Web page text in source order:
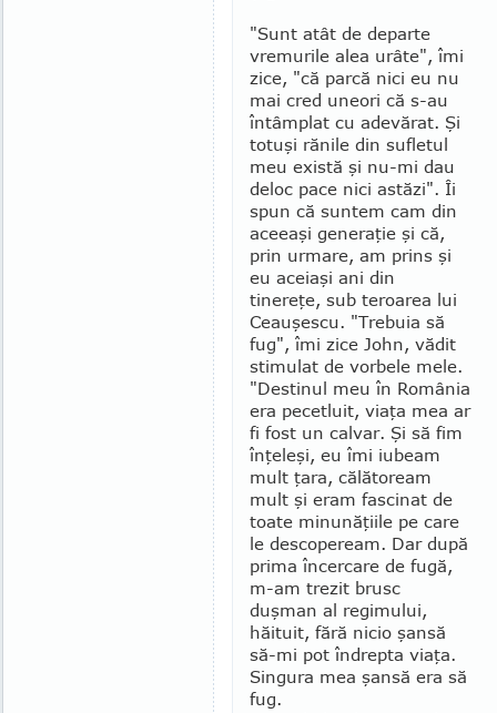
"Sunt atât de departe
vremurile alea urâte", îmi
zice, "că parcă nici eu nu
mai cred uneori că s-au
întâmplat cu adevărat. Şi
totuşi rănile din sufletul
meu există şi nu-mi dau
deloc pace nici astăzi". Îi
spun că suntem cam din
aceeaşi gene­raţie şi că,
prin urmare, am prins şi
eu aceiaşi ani din
tinereţe, sub teroarea lui
Ceauşescu. "Trebuia să
fug", îmi zice John, vădit
stimulat de vorbele mele.
"Destinul meu în România
era pecetluit, via­ţa mea ar
fi fost un calvar. Şi să fim
înţeleşi, eu îmi iubeam
mult ţara, călătoream
mult şi eram fascinat de
toate minunăţiile pe care
le descopeream. Dar după
prima încercare de fugă,
m-am trezit brusc
duşman al regimului,
hăituit, fără nicio şansă
să-mi pot îndrepta viaţa.
Singura mea şansă era să
fug.